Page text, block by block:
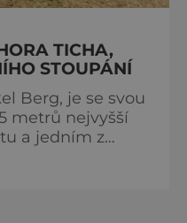
TICHA,
STOUPÁNÍ
Berg, je se svou
metrů nejvyšší
a jedním z
v centru hlavních